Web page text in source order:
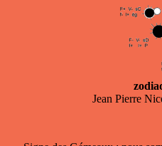
Jean Pierre